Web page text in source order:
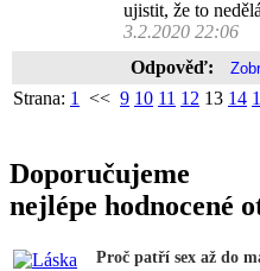
ujistit, že to
3.2.2020 22:06
Odpověď:
Strana: 1 << 9 10 11 12 13 14
Doporučujeme
nejlépe hodnocené
Proč patří sex až do